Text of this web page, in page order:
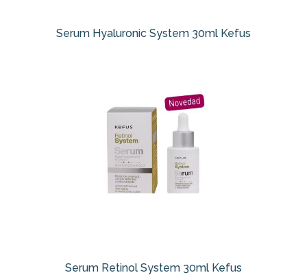
Serum Hyaluronic System 30ml Kefus
Serum Retinol System 30ml Kefus